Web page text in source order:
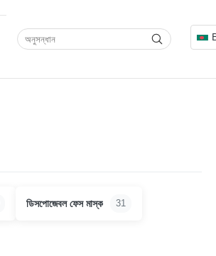
ডিসপোজেবল ফেস মাস্ক 31